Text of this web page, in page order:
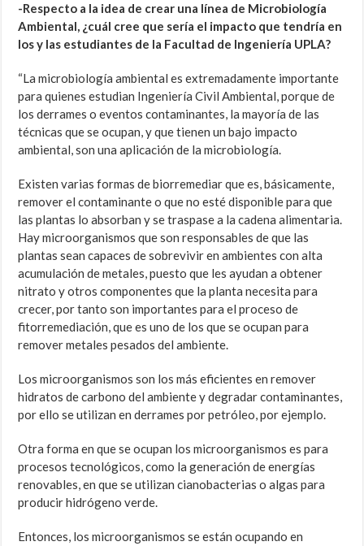
-Respecto a la idea de crear una línea de Microbiología
Ambiental, ¿cuál cree que sería el impacto que tendría en
los y las estudiantes de la Facultad de Ingeniería UPLA?
“La microbiología ambiental es extremadamente importante
para quienes estudian Ingeniería Civil Ambiental, porque de
los derrames o eventos contaminantes, la mayoría de las
técnicas que se ocupan, y que tienen un bajo impacto
ambiental, son una aplicación de la microbiología.
Existen varias formas de biorremediar que es, básicamente,
remover el contaminante o que no esté disponible para que
las plantas lo absorban y se traspase a la cadena alimentaria.
Hay microorganismos que son responsables de que las
plantas sean capaces de sobrevivir en ambientes con alta
acumulación de metales, puesto que les ayudan a obtener
nitrato y otros componentes que la planta necesita para
crecer, por tanto son importantes para el proceso de
fitorremediación, que es uno de los que se ocupan para
remover metales pesados del ambiente.
Los microorganismos son los más eficientes en remover
hidratos de carbono del ambiente y degradar contaminantes,
por ello se utilizan en derrames por petróleo, por ejemplo.
Otra forma en que se ocupan los microorganismos es para
procesos tecnológicos, como la generación de energías
renovables, en que se utilizan cianobacterias o algas para
producir hidrógeno verde.
Entonces, los microorganismos se están ocupando en